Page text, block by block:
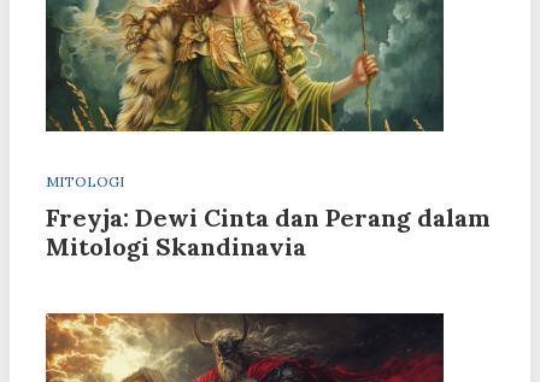
MITOLOGI
Freyja: Dewi Cinta dan Perang dalam
Mitologi Skandinavia